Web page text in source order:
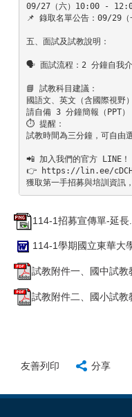
09/27（六）10:00 -
📌 錄取名單公告：09/29（
五、面試及試教說明：
🗣️ 面試流程：2 分鐘自我
📘 試教科目建議：
國語文、英文（含國際視野
請自備 3 分鐘簡報（PPT）
⏱️ 提醒：
試教時間為三分鐘，可自由
📲 加入我們的官方 LINE！
👉
https://lin.ee/
獲取第一手招募與培訓資訊
114-1招募宣傳單-延長
114-1學期國立東華大
試教附件一、國中試教
試教附件二、國小試教
友善列印 分享